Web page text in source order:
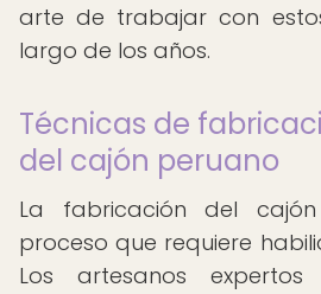
arte de trabajar con
largo de los años.
Técnicas de
del cajón peruano
La fabricación del
proceso que requiere
Los artesanos expertos